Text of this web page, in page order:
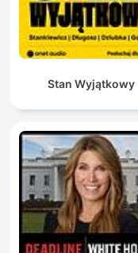
Stan Wyjątkowy